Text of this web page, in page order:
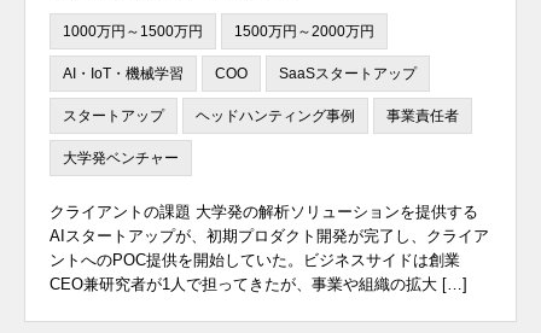
1000万円～1500万円 1500万円～2000万円
AI・IoT・機械学習 COO SaaSスタートアップ
スタートアップ ヘッドハンティング事例 事業責任者
大学発ベンチャー
クライアントの課題 大学発の解析ソリューションを提供する
AIスタートアップが、初期プロダクト開発が完了し、クライア
ントへのPOC提供を開始していた。ビジネスサイドは創業
CEO兼研究者が1人で担ってきたが、事業や組織の拡大 […]